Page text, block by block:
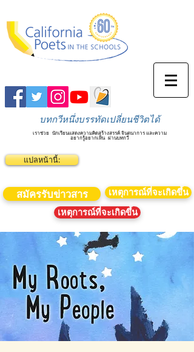
บทกวีหนึ่งบรรทัดเปลี่ยนชีวิตได้
เราช่วย นักเรียนแสดงความคิดสร้างสรรค์ จินตนาการ และความ
อยากรู้อยากเห็น ผ่านบทกวี
แปลหน้านี้:
สมัครรับข่าวสาร
เหตุการณ์ที่จะเกิดขึ้น
เหตุการณ์ที่จะเกิดขึ้น